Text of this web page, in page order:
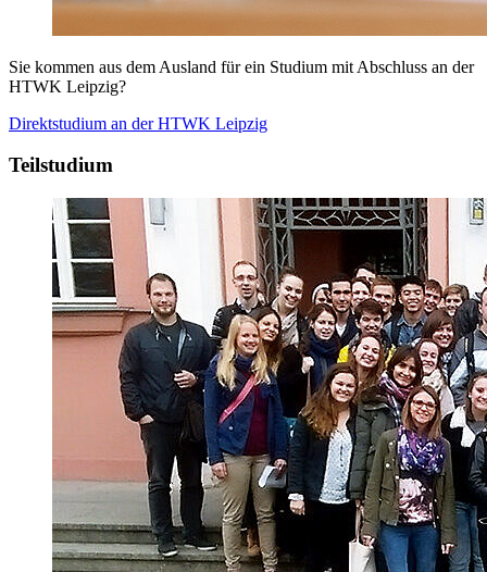
Sie kommen aus dem Ausland für ein Studium mit Abschluss an der
HTWK Leipzig?
Direktstudium an derHTWK Leipzig
Teilstudium